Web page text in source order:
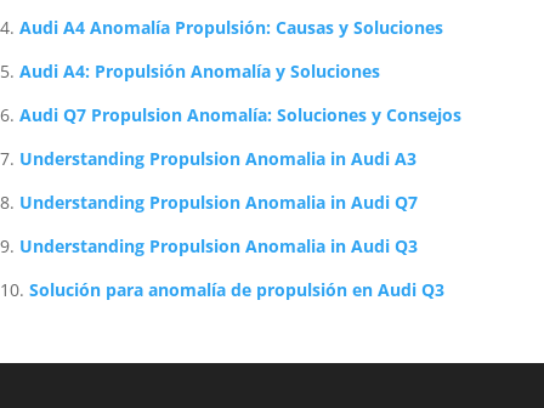
Audi A4 Anomalía Propulsión: Causas y Soluciones
Audi A4: Propulsión Anomalía y Soluciones
Audi Q7 Propulsion Anomalía: Soluciones y Consejos
Understanding Propulsion Anomalia in Audi A3
Understanding Propulsion Anomalia in Audi Q7
Understanding Propulsion Anomalia in Audi Q3
Solución para anomalía de propulsión en Audi Q3